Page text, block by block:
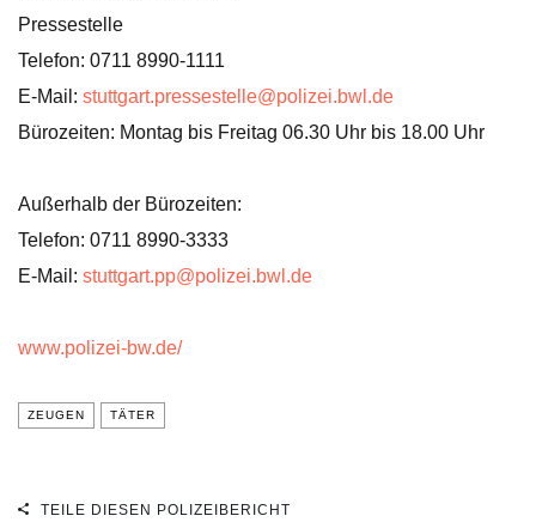
Pressestelle
Telefon: 0711 8990-1111
E-Mail: stuttgart.pressestelle@polizei.bwl.de
Bürozeiten: Montag bis Freitag 06.30 Uhr bis 18.00 Uhr
Außerhalb der Bürozeiten:
Telefon: 0711 8990-3333
E-Mail: stuttgart.pp@polizei.bwl.de
www.polizei-bw.de/
ZEUGEN TÄTER
TEILE DIESEN POLIZEIBERICHT